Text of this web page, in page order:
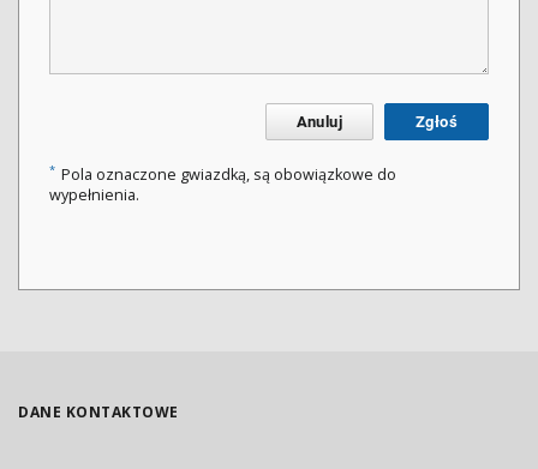
Anuluj Zgłoś
* Pola oznaczone gwiazdką, są obowiązkowe do
wypełnienia.
DANE KONTAKTOWE